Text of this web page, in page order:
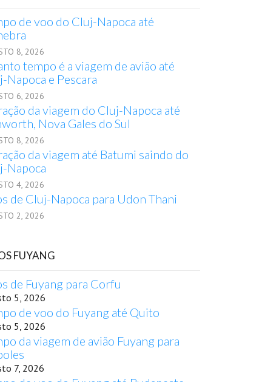
de voo do Cluj-Napoca até
8, 2026
tempo é a viagem de avião até
Napoca e Pescara
6, 2026
da viagem do Cluj-Napoca até
Nova Gales do Sul
8, 2026
da viagem até Batumi saindo do
Napoca
4, 2026
de Cluj-Napoca para Udon Thani
2, 2026
FUYANG
de Fuyang para Corfu
5, 2026
de voo do Fuyang até Quito
5, 2026
da viagem de avião Fuyang para
7, 2026